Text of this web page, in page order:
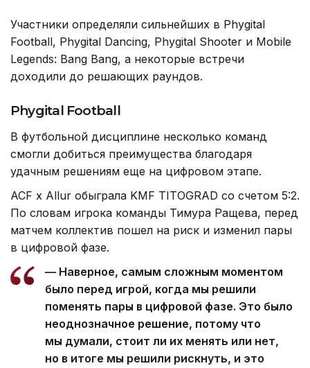
Участники определяли сильнейших в Phygital
Football, Phygital Dancing, Phygital Shooter и Mobile
Legends: Bang Bang, а некоторые встречи
доходили до решающих раундов.
Phygital Football
В футбольной дисциплине несколько команд
смогли добиться преимущества благодаря
удачным решениям еще на цифровом этапе.
ACF x Allur обыграла KMF TITOGRAD со счетом 5:2.
По словам игрока команды Тимура Ращева, перед
матчем коллектив пошел на риск и изменил пары
в цифровой фазе.
— Наверное, самым сложным моментом
было перед игрой, когда мы решили
поменять пары в цифровой фазе. Это было
неоднозначное решение, потому что
мы думали, стоит ли их менять или нет,
но в итоге мы решили рискнуть, и это